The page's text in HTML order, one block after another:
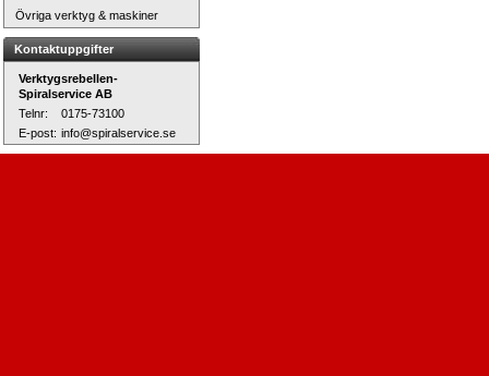
Övriga verktyg & maskiner
Kontaktuppgifter
Verktygsrebellen-
Spiralservice AB
Telnr:
0175-73100
E-post: info@spiralservice.se